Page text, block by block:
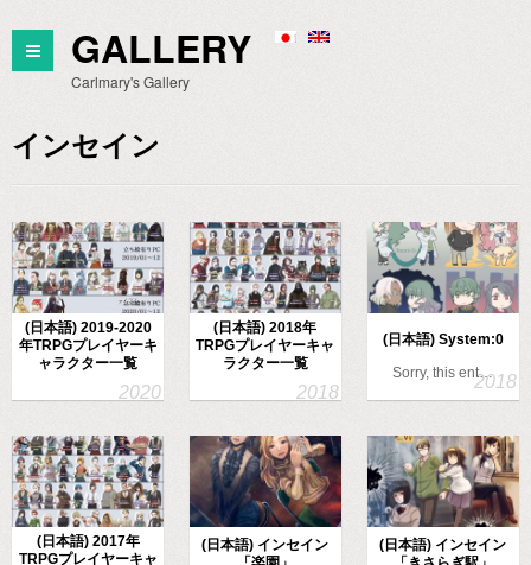
GALLERY
Carlmary's Gallery
インセイン
(日本語) 2019-2020
年TRPGプレイヤーキ
ャラクター一覧
(日本語) 2018年
TRPGプレイヤーキャ
ラクター一覧
(日本語) System:0
Sorry, this ent…
(日本語) 2017年
TRPGプレイヤーキャ
(日本語) インセイン
(日本語) インセイン